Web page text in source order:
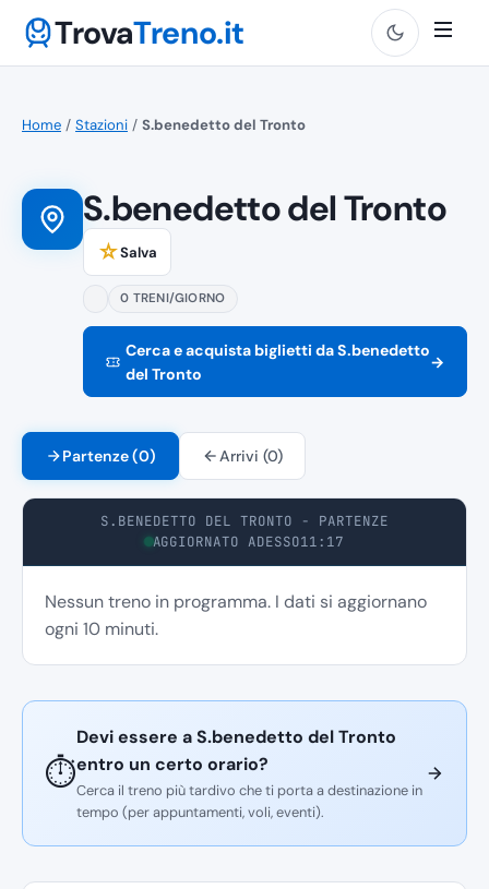
TrovaTreno.it
Home / Stazioni / S.benedetto del Tronto
S.benedetto del Tronto
☆Salva
0 TRENI/GIORNO
Cerca e acquista biglietti da S.benedetto
del Tronto
→
Partenze (0) Arrivi (0)
S.BENEDETTO DEL TRONTO - PARTENZE
AGGIORNATO ADESSO11:17
Nessun treno in programma. I dati si aggiornano
ogni 10 minuti.
⏱️
Devi essere a S.benedetto del Tronto
entro un certo orario?
Cerca il treno più tardivo che ti porta a destinazione in
tempo (per appuntamenti, voli, eventi).